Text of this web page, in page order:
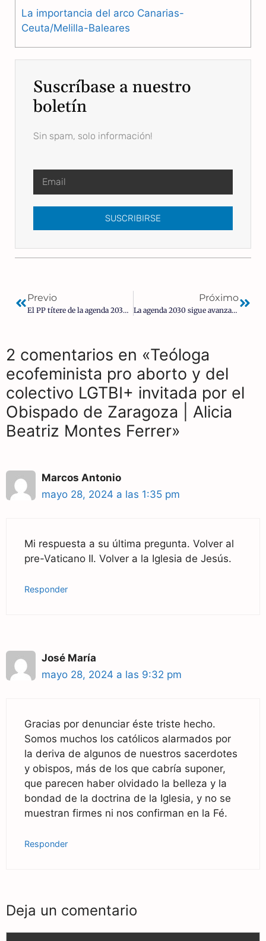
La importancia del arco Canarias-
Ceuta/Melilla-Baleares
Suscríbase a nuestro
boletín
Sin spam, solo información!
SUSCRIBIRSE
Previo
El PP títere de la agenda 2030 y cómplice del PSOE: Piden más inmigrantes y convencer a las empresas de que los contraten
Próximo
La agenda 2030 sigue avanzando: Cataluña introduce un nuevo impuesto sobre las emisiones CO2 para «regular el uso excesivo del coche»
2 comentarios en «Teóloga
ecofeminista pro aborto y del
colectivo LGTBI+ invitada por el
Obispado de Zaragoza | Alicia
Beatriz Montes Ferrer»
Marcos Antonio
mayo 28, 2024 a las 1:35 pm
Mi respuesta a su última pregunta. Volver al
pre-Vaticano II. Volver a la Iglesia de Jesús.
Responder
José María
mayo 28, 2024 a las 9:32 pm
Gracias por denunciar éste triste hecho.
Somos muchos los católicos alarmados por
la deriva de algunos de nuestros sacerdotes
y obispos, más de los que cabría suponer,
que parecen haber olvidado la belleza y la
bondad de la doctrina de la Iglesia, y no se
muestran firmes ni nos confirman en la Fé.
Responder
Deja un comentario